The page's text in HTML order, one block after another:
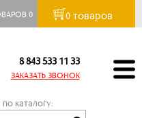
0 0 товаров
8 843 533 11 33
ЗАКАЗАТЬ ЗВОНОК
каталогу: